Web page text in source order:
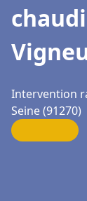
Intervention
Seine (91270)